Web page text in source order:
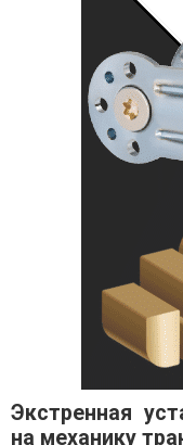
Экстренная
на механику